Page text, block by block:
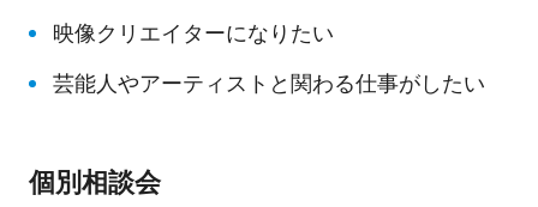
映像クリエイターになりたい
芸能人やアーティストと関わる仕事がしたい
個別相談会